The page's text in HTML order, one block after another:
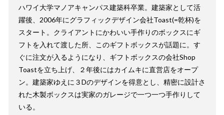
ハワイ大学マノアキャンパス建築科卒業。建築家として活
躍後、2006年にグラフィックデザイン会社Toast(=乾杯)を
スタート。クライアントにかわいい手作りのボックスにギ
フトを入れて渡した所、このギフトボックスが話題に。す
ぐに注文が入るようになり、ギフトボックスの会社Shop
Toastを立ち上げ、２年後にはカイムキに直営店をオープ
ン。建築家ゆえに３Dのデザインを得意とし、精密に設計さ
れた木製ボックスは実家のガレージで一つ一つ手作りして
いる。